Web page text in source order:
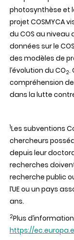
photosynthèse et
projet COSMYCA
du COS au niveau
données sur le
des modèles de
l’évolution du CO2.
compréhension
dans la lutte
1Les subventions
chercheurs
depuis leur
recherches
recherche public
l’UE ou un pays
ans.
2Plus
https://